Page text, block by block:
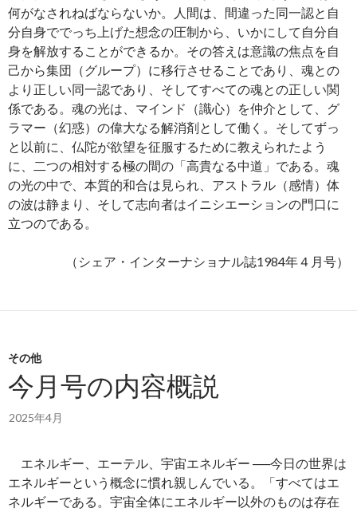
何がなされねばならないか。人間は、間違った同一認と自
分自身ででっち上げた想念の圧制から、いかにして自分自
身を解放することができるか。その答えは意識の焦点を自
己から集団（グループ）に移行させることであり、魂との
より正しい同一認であり、そしてすべての魂との正しい関
係である。魂の光は、マインド（識心）を仲介として、グ
ラマー（幻惑）の偉大なる解消剤として働く。そしてずっ
と以前に、仏陀が欲望を征服するために教えられたよう
に、二つの相対する極の間の「高貴なる中道」である。魂
の光の中で、本質的和合は見られ、アストラル（感情）体
の波は静まり、そして志向者はイニシエーションの門口に
立つのである。
（シェア・インターナショナル誌1984年４月号）
その他
今月号の内容概説
2025年4月
エネルギー、エーテル、宇宙エネルギー ──今日の世界は
エネルギーという概念に慣れ親しんでいる。「すべてはエ
ネルギーである。宇宙全体にエネルギー以外のものは存在